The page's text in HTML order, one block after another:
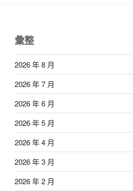
彙整
2026 年 8 月
2026 年 7 月
2026 年 6 月
2026 年 5 月
2026 年 4 月
2026 年 3 月
2026 年 2 月